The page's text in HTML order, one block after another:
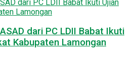
dari PC LDII Babat Ikuti
Kabupaten Lamongan